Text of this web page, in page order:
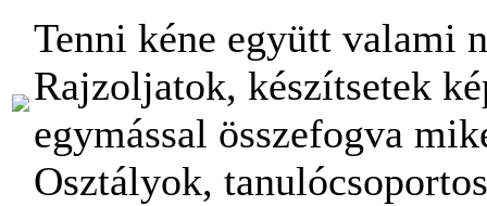
Tenni kéne együtt valami
Rajzoljatok, készítsetek
egymással összefogva
Osztályok,